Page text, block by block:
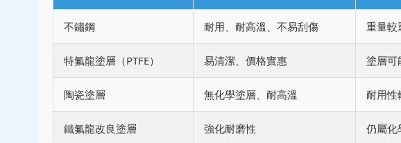
不鏽鋼 耐用、耐高溫、不易刮傷 重量較
特氟龍塗層（PTFE） 易清潔、價格實惠 塗層可
陶瓷塗層 無化學塗層、耐高溫 耐用性
鐵氟龍改良塗層 強化耐磨性 仍屬化